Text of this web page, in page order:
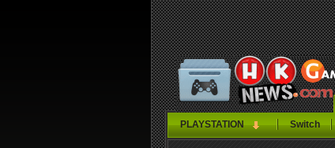
PLAYSTATION Switch